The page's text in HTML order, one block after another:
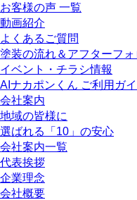
お客様の声 一覧
動画紹介
よくあるご質問
塗装の流れ＆アフターフォ
イベント・チラシ情報
AIナカポンくん ご利用ガ
会社案内
地域の皆様に
選ばれる「10」の安心
会社案内一覧
代表挨拶
企業理念
会社概要